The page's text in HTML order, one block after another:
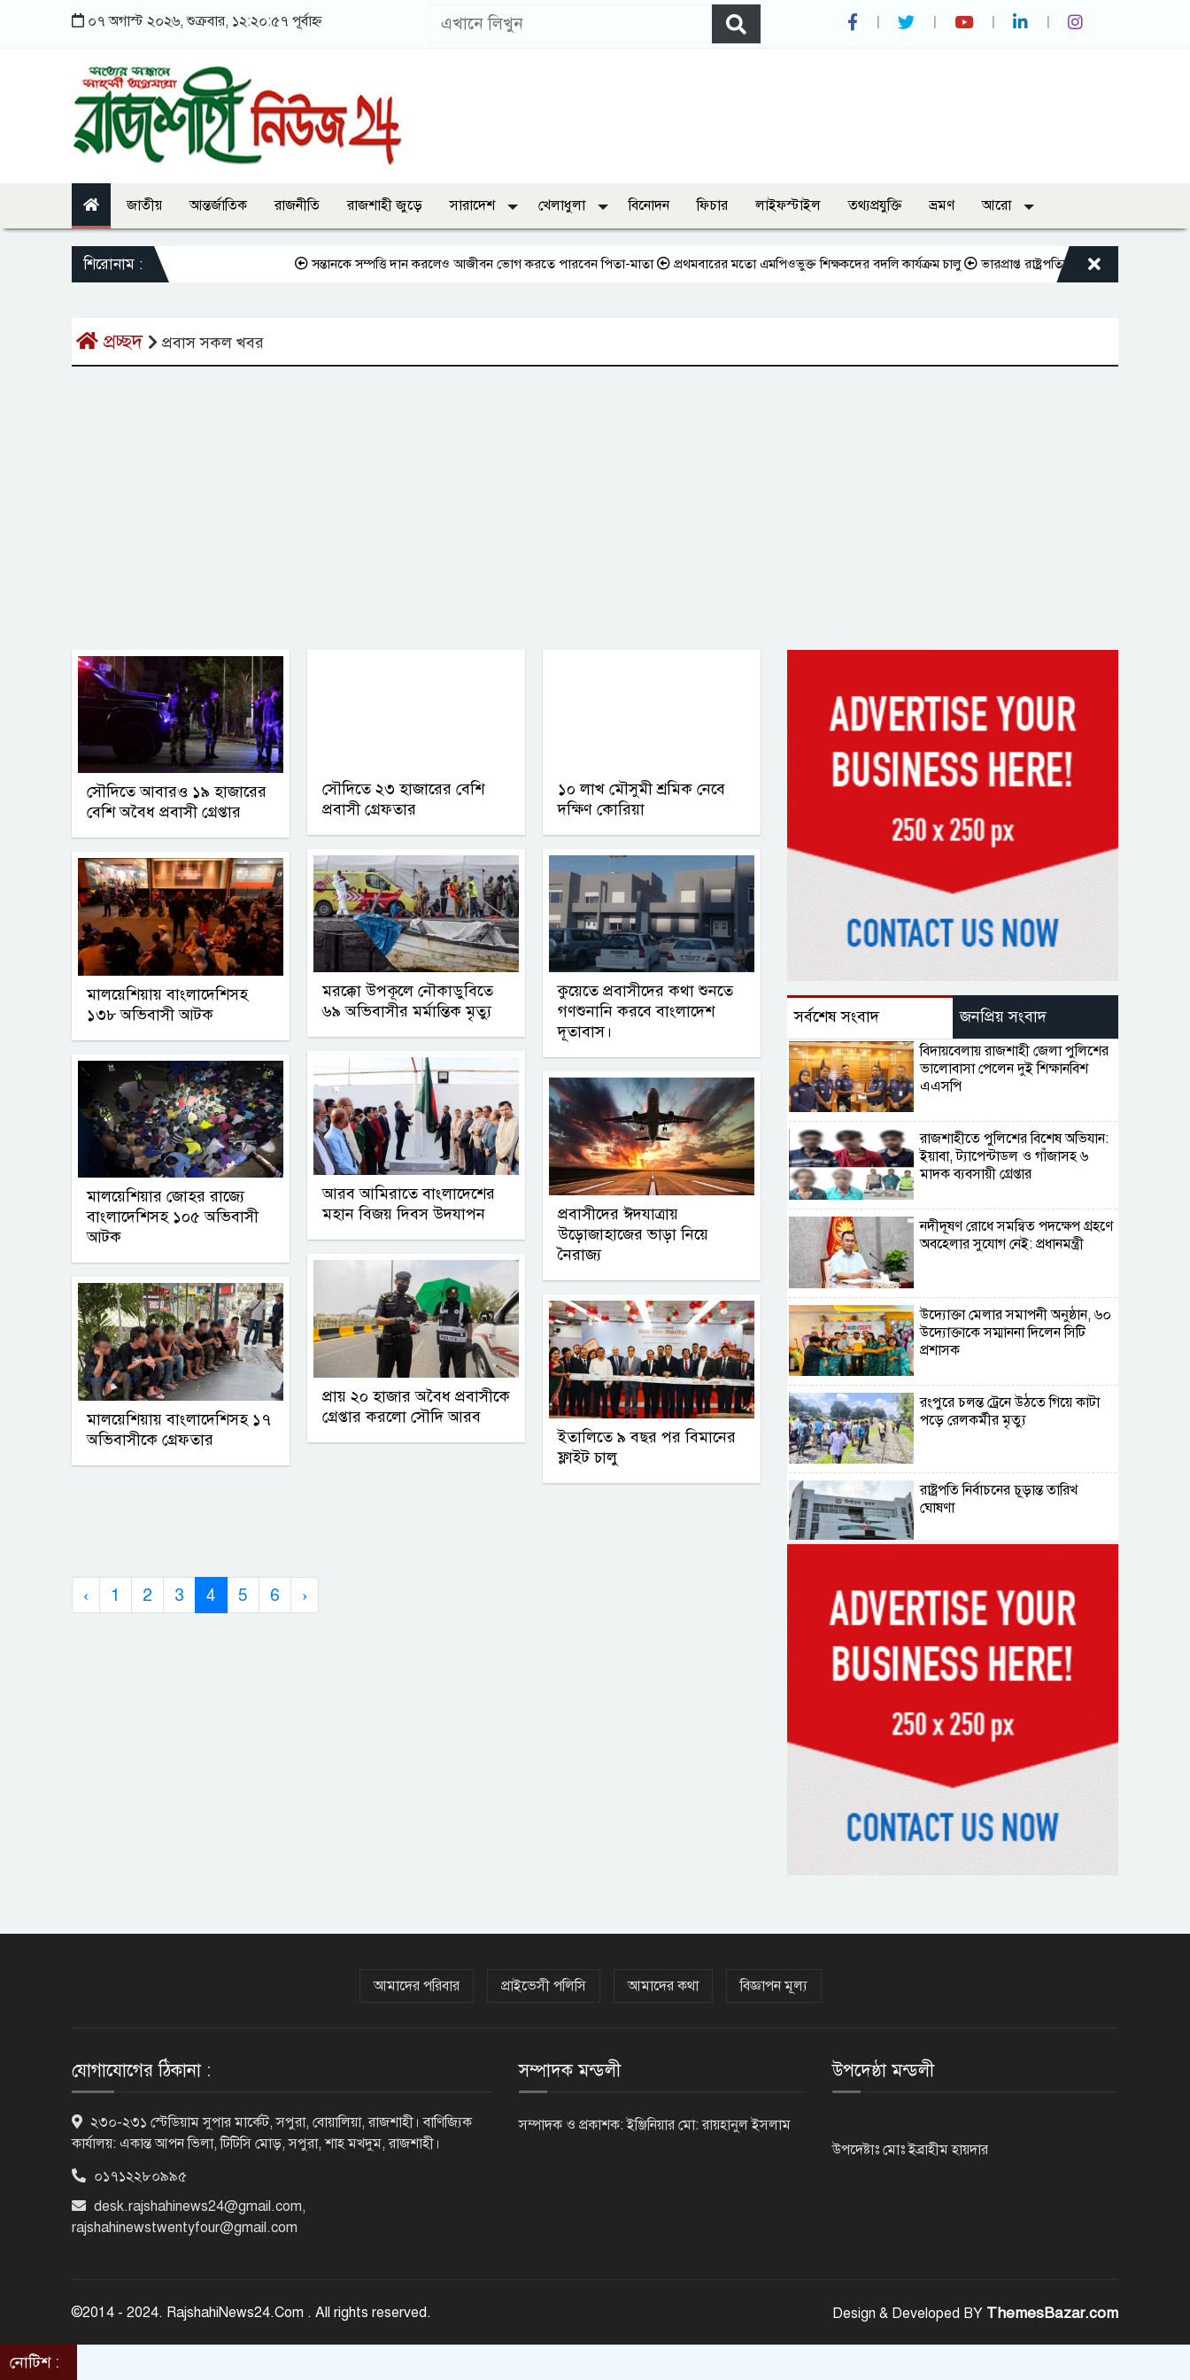
০৭ অগাস্ট ২০২৬, শুক্রবার, ১২:২০:৫৭ পূর্বাহ্ন
জাতীয় আন্তর্জাতিক রাজনীতি রাজশাহী জুড়ে সারাদেশ খেলাধুলা বিনোদন ফিচার লাইফস্টাইল তথ্যপ্রযুক্তি ভ্রমণ আরো
শিরোনাম : সন্তানকে সম্পত্তি দান করলেও আজীবন ভোগ করতে পারবেন পিতা-মাতা প্রথমবারের মতো এমপিওভুক্ত শিক্ষকদের বদলি কার্যক্রম চালু ভারপ্রাপ্ত রাষ্ট্রপতিকে শুভেচ্ছা জানালেন রাসিক
প্রচ্ছদ প্রবাস সকল খবর
সৌদিতে আবারও ১৯ হাজারের
বেশি অবৈধ প্রবাসী গ্রেপ্তার
মালয়েশিয়ায় বাংলাদেশিসহ
১৩৮ অভিবাসী আটক
মালয়েশিয়ার জোহর রাজ্যে
বাংলাদেশিসহ ১০৫ অভিবাসী
আটক
মালয়েশিয়ায় বাংলাদেশিসহ ১৭
অভিবাসীকে গ্রেফতার
সৌদিতে ২৩ হাজারের বেশি
প্রবাসী গ্রেফতার
মরক্কো উপকূলে নৌকাডুবিতে
৬৯ অভিবাসীর মর্মান্তিক মৃত্যু
আরব আমিরাতে বাংলাদেশের
মহান বিজয় দিবস উদযাপন
প্রায় ২০ হাজার অবৈধ প্রবাসীকে
গ্রেপ্তার করলো সৌদি আরব
১০ লাখ মৌসুমী শ্রমিক নেবে
দক্ষিণ কোরিয়া
কুয়েতে প্রবাসীদের কথা শুনতে
গণশুনানি করবে বাংলাদেশ
দূতাবাস।
প্রবাসীদের ঈদযাত্রায়
উড়োজাহাজের ভাড়া নিয়ে
নৈরাজ্য
ইতালিতে ৯ বছর পর বিমানের
ফ্লাইট চালু
‹ 1 2 3 4 5 6 ›
সর্বশেষ সংবাদ জনপ্রিয় সংবাদ
বিদায়বেলায় রাজশাহী জেলা পুলিশের
ভালোবাসা পেলেন দুই শিক্ষানবিশ
এএসপি
রাজশাহীতে পুলিশের বিশেষ অভিযান:
ইয়াবা, ট্যাপেন্টাডল ও গাঁজাসহ ৬
মাদক ব্যবসায়ী গ্রেপ্তার
নদীদূষণ রোধে সমন্বিত পদক্ষেপ গ্রহণে
অবহেলার সুযোগ নেই: প্রধানমন্ত্রী
উদ্যোক্তা মেলার সমাপনী অনুষ্ঠান, ৬০
উদ্যোক্তাকে সম্মাননা দিলেন সিটি
প্রশাসক
রংপুরে চলন্ত ট্রেনে উঠতে গিয়ে কাটা
পড়ে রেলকর্মীর মৃত্যু
রাষ্ট্রপতি নির্বাচনের চূড়ান্ত তারিখ
ঘোষণা
স্মৃতিতে এখনও ৫ আগস্ট
ভিসাসেবা নিয়ে ভারতীয় হাইকমিশনের
সতর্কতা জারি
দুর্নীতিমুক্ত প্রশাসন গড়াই সরকারের
মূল লক্ষ্য : ভূমিমন্ত্রী
নেসকো কেন, কোনো কিছুই রাজশাহী
আমাদের পরিবার প্রাইভেসী পলিসি আমাদের কথা বিজ্ঞাপন মূল্য
যোগাযোগের ঠিকানা :
২৩০-২৩১ স্টেডিয়াম সুপার মার্কেট, সপুরা, বোয়ালিয়া, রাজশাহী। বাণিজ্যিক
কার্যালয়: একান্ত আপন ভিলা, টিটিসি মোড়, সপুরা, শাহ মখদুম, রাজশাহী।
০১৭১২২৮০৯৯৫
desk.rajshahinews24@gmail.com,
rajshahinewstwentyfour@gmail.com
সম্পাদক মন্ডলী
সম্পাদক ও প্রকাশক: ইঞ্জিনিয়ার মো: রায়হানুল ইসলাম
উপদেষ্ঠা মন্ডলী
উপদেষ্টাঃ মোঃ ইব্রাহীম হায়দার
©2014 - 2024. RajshahiNews24.Com . All rights reserved. Design & Developed BY ThemesBazar.com
নোটিশ :